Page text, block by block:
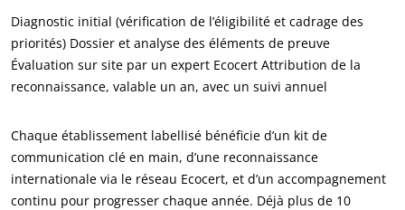
Diagnostic initial (vérification de l’éligibilité et cadrage des
priorités) Dossier et analyse des éléments de preuve
Évaluation sur site par un expert Ecocert Attribution de la
reconnaissance, valable un an, avec un suivi annuel
Chaque établissement labellisé bénéficie d’un kit de
communication clé en main, d’une reconnaissance
internationale via le réseau Ecocert, et d’un accompagnement
continu pour progresser chaque année. Déjà plus de 10